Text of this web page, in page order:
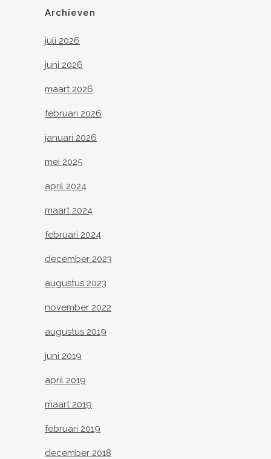
Archieven
juli 2026
juni 2026
maart 2026
februari 2026
januari 2026
mei 2025
april 2024
maart 2024
februari 2024
december 2023
augustus 2023
november 2022
augustus 2019
juni 2019
april 2019
maart 2019
februari 2019
december 2018